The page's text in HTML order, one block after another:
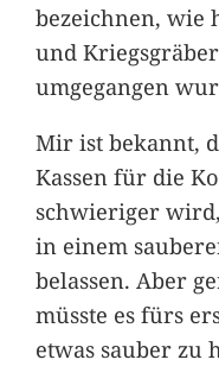
bezeichnen, wie
und
umgegangen
Mir ist bekannt,
Kassen für die
schwieriger
in einem
belassen. Aber
müsste es fürs
etwas sauber zu